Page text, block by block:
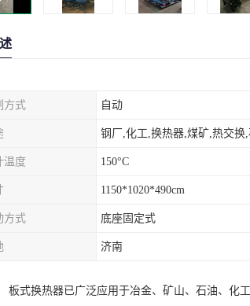
方式 自动
温度 150°C
1150*1020*490cm
方式 底座固定式
济南
板式换热器已广泛应用于冶金、矿山、石油、化